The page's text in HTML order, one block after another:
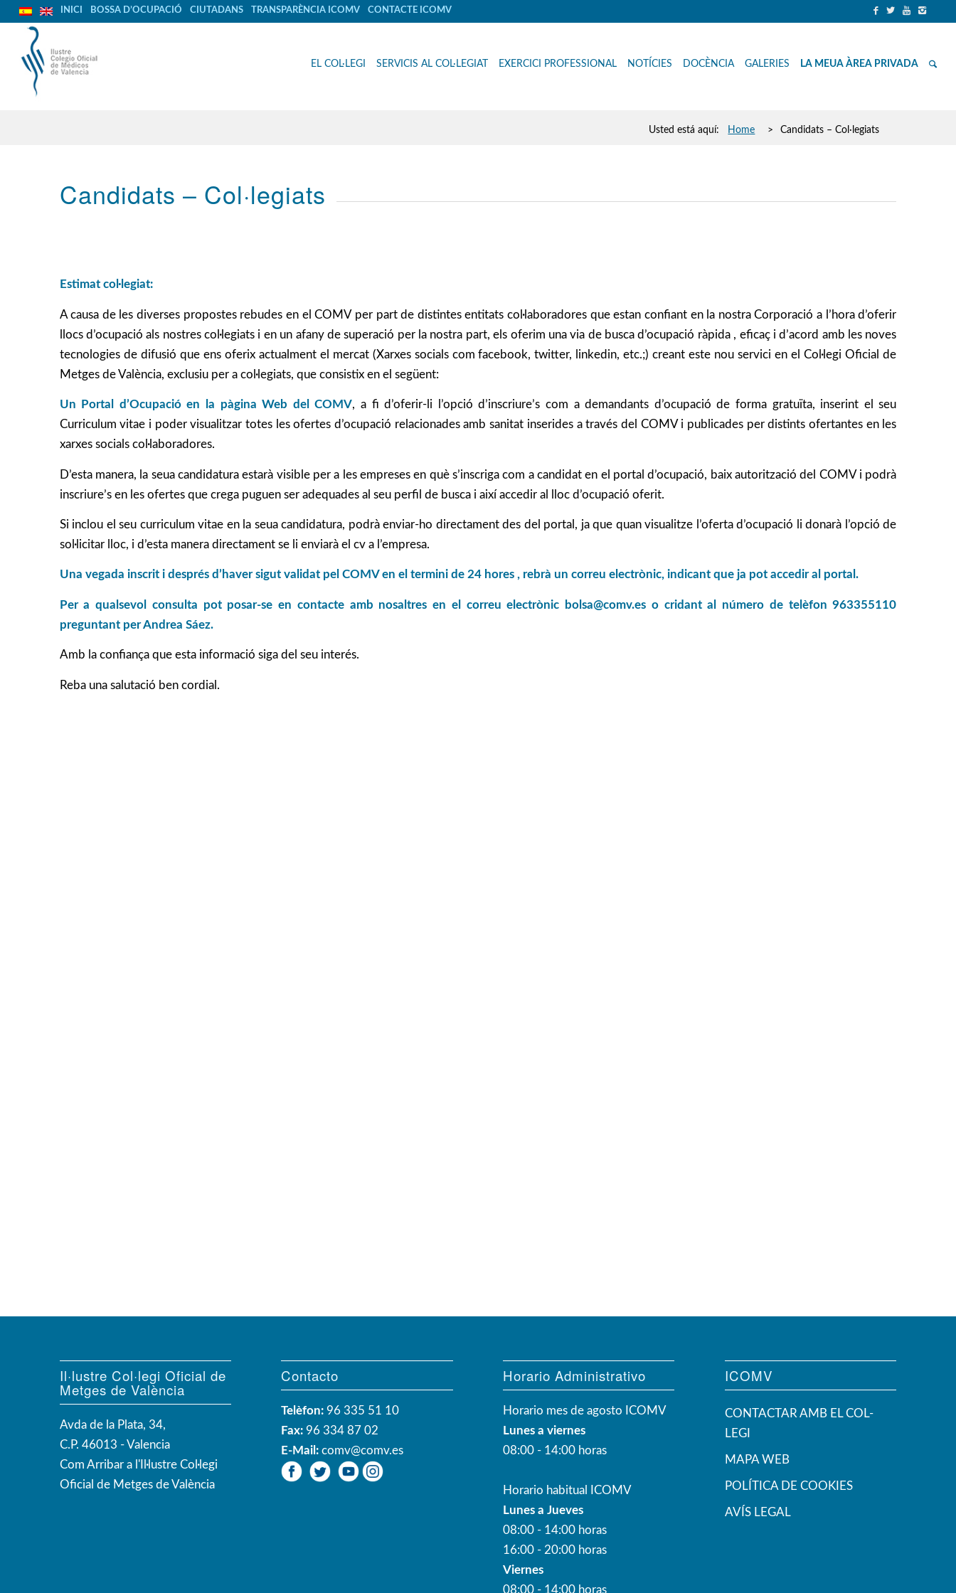
INICI BOSSA D’OCUPACIÓ CIUTADANS TRANSPARÈNCIA ICOMV CONTACTE ICOMV
EL COL·LEGI SERVICIS AL COL·LEGIAT EXERCICI PROFESSIONAL NOTÍCIES DOCÈNCIA GALERIES LA MEUA ÀREA PRIVADA
Usted está aquí: Home > Candidats – Col·legiats
Candidats – Col·legiats
Estimat col·legiat:
A causa de les diverses propostes rebudes en el COMV per part de distintes entitats col·laboradores que estan confiant en la nostra Corporació a l’hora d’oferir
llocs d’ocupació als nostres col·legiats i en un afany de superació per la nostra part, els oferim una via de busca d’ocupació ràpida , eficaç i d’acord amb les noves
tecnologies de difusió que ens oferix actualment el mercat (Xarxes socials com facebook, twitter, linkedin, etc.;) creant este nou servici en el Col·legi Oficial de
Metges de València, exclusiu per a col·legiats, que consistix en el següent:
Un Portal d’Ocupació en la pàgina Web del COMV, a fi d’oferir-li l’opció d’inscriure’s com a demandants d’ocupació de forma gratuïta, inserint el seu
Curriculum vitae i poder visualitzar totes les ofertes d’ocupació relacionades amb sanitat inserides a través del COMV i publicades per distints ofertantes en les
xarxes socials col·laboradores.
D’esta manera, la seua candidatura estarà visible per a les empreses en què s’inscriga com a candidat en el portal d’ocupació, baix autorització del COMV i podrà
inscriure’s en les ofertes que crega puguen ser adequades al seu perfil de busca i així accedir al lloc d’ocupació oferit.
Si inclou el seu curriculum vitae en la seua candidatura, podrà enviar-ho directament des del portal, ja que quan visualitze l’oferta d’ocupació li donarà l’opció de
sol·licitar lloc, i d’esta manera directament se li enviarà el cv a l’empresa.
Una vegada inscrit i després d’haver sigut validat pel COMV en el termini de 24 hores , rebrà un correu electrònic, indicant que ja pot accedir al portal.
Per a qualsevol consulta pot posar-se en contacte amb nosaltres en el correu electrònic bolsa@comv.es o cridant al número de telèfon 963355110
preguntant per Andrea Sáez.
Amb la confiança que esta informació siga del seu interés.
Reba una salutació ben cordial.
Il·lustre Col·legi Oficial de
Metges de València
Avda de la Plata, 34,
C.P. 46013 - Valencia
Com Arribar a l'Il·lustre Col·legi
Oficial de Metges de València
Contacto
Telèfon: 96 335 51 10
Fax: 96 334 87 02
E-Mail:comv@comv.es
Horario Administrativo
Horario mes de agosto ICOMV
Lunes a viernes
08:00 - 14:00 horas
Horario habitual ICOMV
Lunes a Jueves
08:00 - 14:00 horas
16:00 - 20:00 horas
Viernes
08:00 - 14:00 horas
ICOMV
CONTACTAR AMB EL COL-
LEGI
MAPA WEB
POLÍTICA DE COOKIES
AVÍS LEGAL